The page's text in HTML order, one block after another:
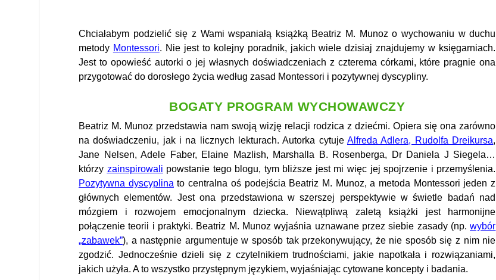
Chciałabym podzielić się z Wami wspaniałą książką Beatriz M. Munoz o wychowaniu w duchu
metody Montessori. Nie jest to kolejny poradnik, jakich wiele dzisiaj znajdujemy w księgarniach.
Jest to opowieść autorki o jej własnych doświadczeniach z czterema córkami, które pragnie ona
przygotować do dorosłego życia według zasad Montessori i pozytywnej dyscypliny.
BOGATY PROGRAM WYCHOWAWCZY
Beatriz M. Munoz przedstawia nam swoją wizję relacji rodzica z dziećmi. Opiera się ona zarówno
na doświadczeniu, jak i na licznych lekturach. Autorka cytujeAlfreda Adlera, Rudolfa Dreikursa,
Jane Nelsen, Adele Faber, Elaine Mazlish, Marshalla B. Rosenberga, Dr Daniela J Siegela…
którzy zainspirowali powstanie tego blogu, tym bliższe jest mi więc jej spojrzenie i przemyślenia.
Pozytywna dyscyplina to centralna oś podejścia Beatriz M. Munoz, a metoda Montessori jeden z
głównych elementów. Jest ona przedstawiona w szerszej perspektywie w świetle badań nad
mózgiem i rozwojem emocjonalnym dziecka. Niewątpliwą zaletą książki jest harmonijne
połączenie teorii i praktyki. Beatriz M. Munoz wyjaśnia uznawane przez siebie zasady (np.wybór
„zabawek”), a następnie argumentuje w sposób tak przekonywujący, że nie sposób się z nim nie
zgodzić. Jednocześnie dzieli się z czytelnikiem trudnościami, jakie napotkała i rozwiązaniami,
jakich użyła. A to wszystko przystępnym językiem, wyjaśniając cytowane koncepty i badania.